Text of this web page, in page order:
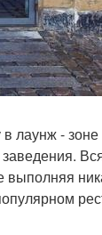
лаунж -